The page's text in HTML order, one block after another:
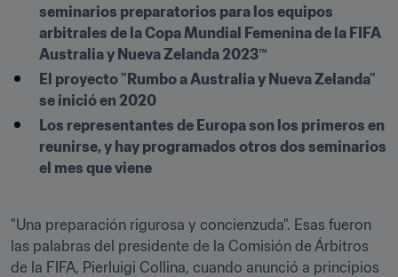
seminarios preparatorios para los equipos
arbitrales de la Copa Mundial Femenina de la FIFA
Australia y Nueva Zelanda 2023™
El proyecto "Rumbo a Australia y Nueva Zelanda"
se inició en 2020
Los representantes de Europa son los primeros en
reunirse, y hay programados otros dos seminarios
el mes que viene
"Una preparación rigurosa y concienzuda". Esas fueron
las palabras del presidente de la Comisión de Árbitros
de la FIFA, Pierluigi Collina, cuando anunció a principios